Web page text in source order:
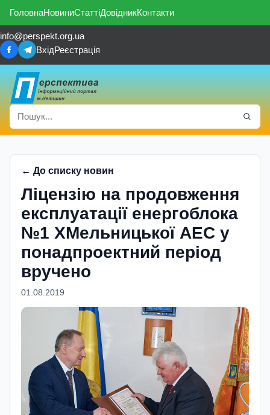
ГоловнаНовиниСтаттіДовідникКонтакти
info@perspekt.org.ua
ВхідРеєстрація
← До списку новин
Ліцензію на продовження
експлуатації енергоблока
№1 ХМельницької АЕС у
понадпроектний період
вручено
01.08.2019